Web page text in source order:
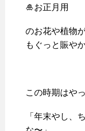
🎍お正月用
のお花や植物
もぐっと賑や
この時期はやっ
「年末やし、